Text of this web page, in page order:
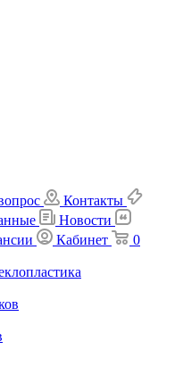
Контакты
Новости
Кабинет
0